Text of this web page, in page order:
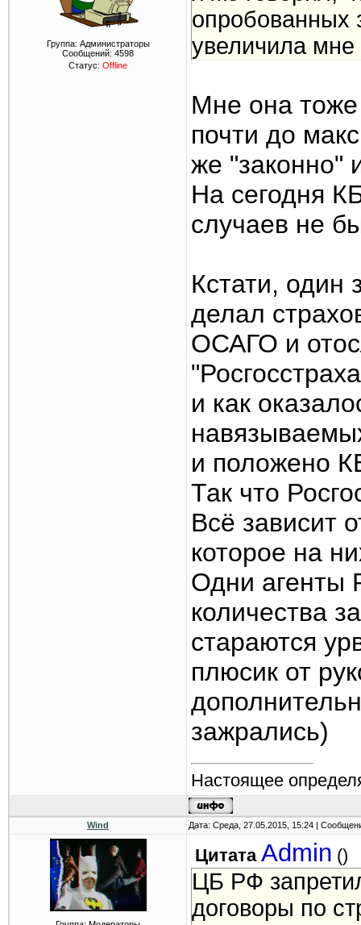
Группа: Администраторы
Сообщений: 4598
Статус: Offline
опробованных
увеличила
Мне она тоже
почти до
же "законно"
На сегодня
случаев не
Кстати, один
делал
ОСАГО и
и как
и положено
Так что
Всё зависит
которое на
Одни агенты
количества
стараются
плюсик от
зажрались)
Настоящее
Wind Дата: Среда, 27.05.2015, 15:24 |
Цитата Admin ()
ЦБ РФ
договоры по